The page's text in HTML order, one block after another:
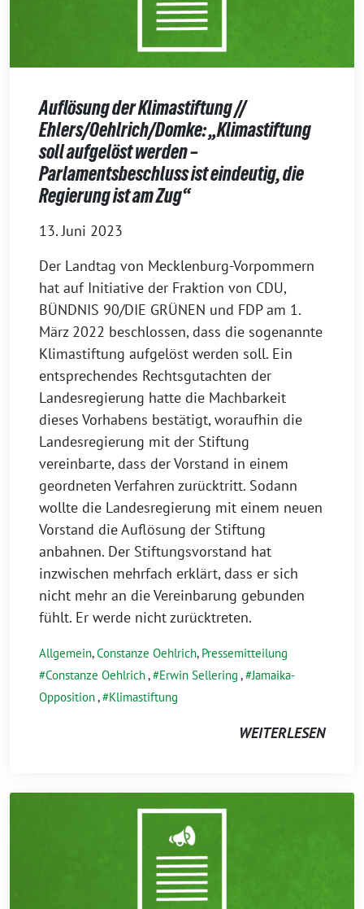
Auflösung der Klimastiftung //
Ehlers/Oehlrich/Domke: „Klimastiftung
soll aufgelöst werden –
Parlamentsbeschluss ist eindeutig, die
Regierung ist am Zug“
13. Juni 2023
Der Landtag von Mecklenburg-Vorpommern
hat auf Initiative der Fraktion von CDU,
BÜNDNIS 90/DIE GRÜNEN und FDP am 1.
März 2022 beschlossen, dass die sogenannte
Klimastiftung aufgelöst werden soll. Ein
entsprechendes Rechtsgutachten der
Landesregierung hatte die Machbarkeit
dieses Vorhabens bestätigt, woraufhin die
Landesregierung mit der Stiftung
vereinbarte, dass der Vorstand in einem
geordneten Verfahren zurücktritt. Sodann
wollte die Landesregierung mit einem neuen
Vorstand die Auflösung der Stiftung
anbahnen. Der Stiftungsvorstand hat
inzwischen mehrfach erklärt, dass er sich
nicht mehr an die Vereinbarung gebunden
fühlt. Er werde nicht zurücktreten.
Allgemein,Constanze Oehlrich, Pressemitteilung
Constanze Oehlrich, Erwin Sellering , Jamaika-
Opposition, Klimastiftung
WEITERLESEN